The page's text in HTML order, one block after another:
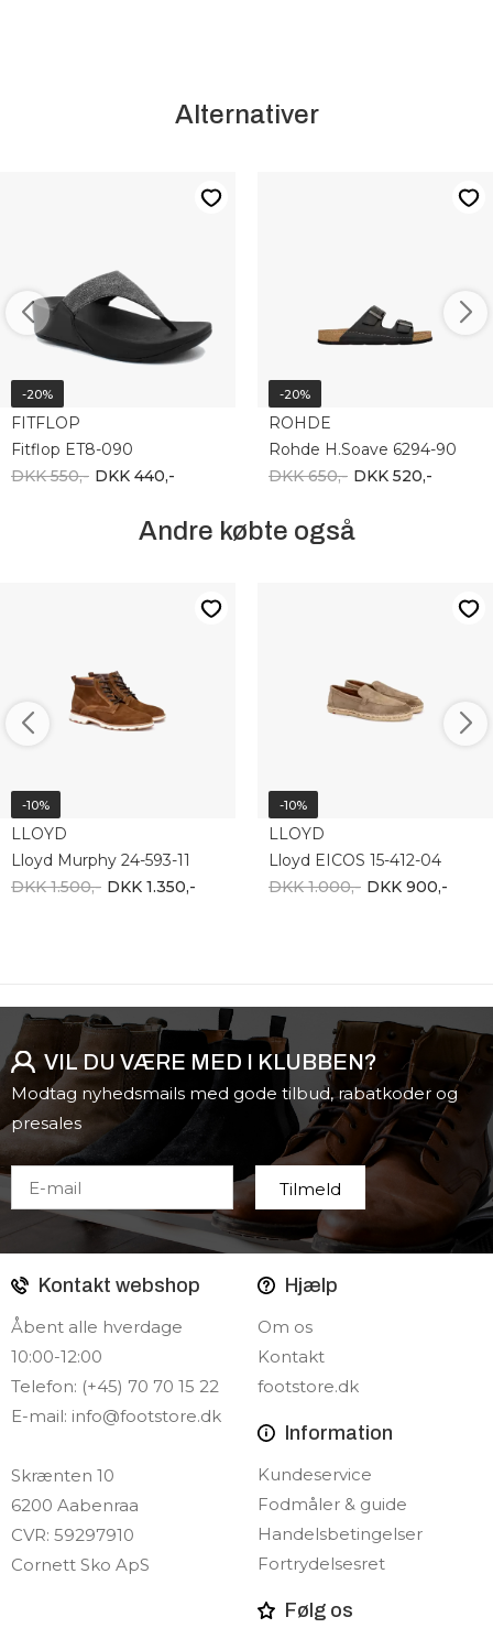
Alternativer
-20%
FITFLOP
Fitflop ET8-090
DKK 550,- DKK 440,-
-20%
ROHDE
Rohde H.Soave 6294-90
DKK 650,- DKK 520,-
Andre købte også
-10%
LLOYD
Lloyd Murphy 24-593-11
DKK 1.500,- DKK 1.350,-
-10%
LLOYD
Lloyd EICOS 15-412-04
DKK 1.000,- DKK 900,-
VIL DU VÆRE MED I KLUBBEN?
Modtag nyhedsmails med gode tilbud, rabatkoder og
presales
Kontakt webshop
Åbent alle hverdage
10:00-12:00
Telefon: (+45) 70 70 15 22
E-mail: info@footstore.dk
Skrænten 10
6200 Aabenraa
CVR: 59297910
Cornett Sko ApS
Hjælp
Om os
Kontakt
footstore.dk
Information
Kundeservice
Fodmåler & guide
Handelsbetingelser
Fortrydelsesret
Følg os